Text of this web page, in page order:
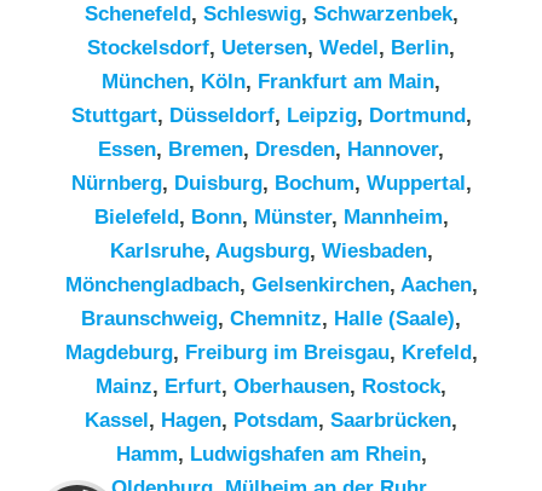
Schenefeld, Schleswig, Schwarzenbek,
Stockelsdorf, Uetersen, Wedel, Berlin,
München, Köln, Frankfurt am Main,
Stuttgart, Düsseldorf, Leipzig, Dortmund,
Essen, Bremen, Dresden, Hannover,
Nürnberg, Duisburg, Bochum, Wuppertal,
Bielefeld, Bonn, Münster, Mannheim,
Karlsruhe, Augsburg, Wiesbaden,
Mönchengladbach, Gelsenkirchen, Aachen,
Braunschweig, Chemnitz⁠, Halle (Saale),
Magdeburg, Freiburg im Breisgau, Krefeld,
Mainz, Erfurt, Oberhausen, Rostock,
Kassel, Hagen, Potsdam, Saarbrücken,
Hamm, Ludwigshafen am Rhein,
Kundenbewertungen und Erfahrungen zu